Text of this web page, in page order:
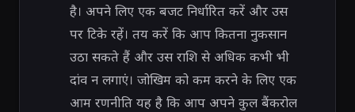
है। अपने लिए एक बजट निर्धारित करें और उस
पर टिके रहें। तय करें कि आप कितना नुकसान
उठा सकते हैं और उस राशि से अधिक कभी भी
दांव न लगाएं। जोखिम को कम करने के लिए एक
आम रणनीति यह है कि आप अपने कुल बैंकरोल